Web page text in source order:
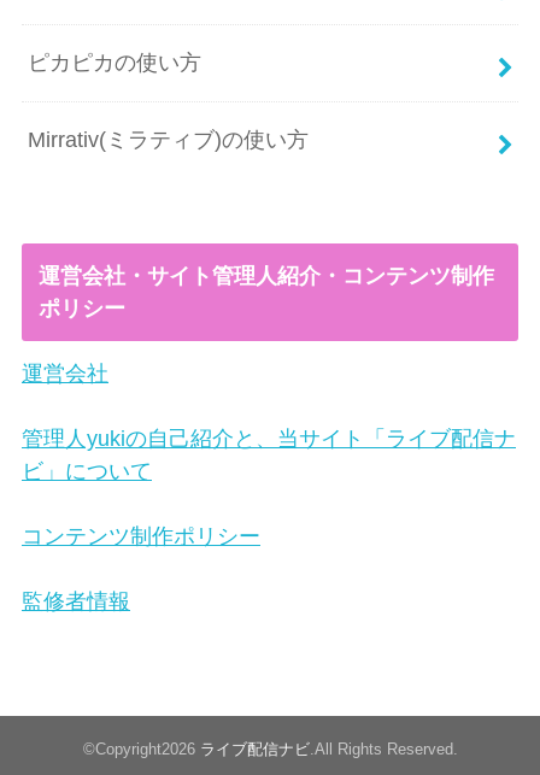
ピカピカの使い方
Mirrativ(ミラティブ)の使い方
運営会社・サイト管理人紹介・コンテンツ制作
ポリシー
運営会社
管理人yukiの自己紹介と、当サイト「ライブ配信ナ
ビ」について
コンテンツ制作ポリシー
監修者情報
©Copyright2026 ライブ配信ナビ.All Rights Reserved.